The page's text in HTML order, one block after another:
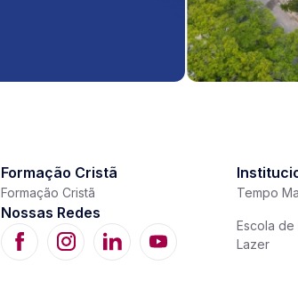
Formação Cristã
Formação Cristã
Nossas Redes
Tempo
Escola de
Lazer